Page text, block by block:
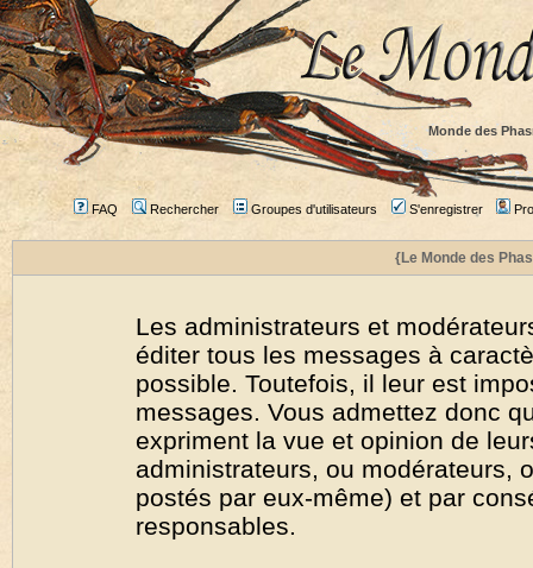
Monde des
FAQ Rechercher Groupes d'utilisateurs S'enregistrer
{Le Monde des
Les administrateurs et
éditer tous les messages à
possible. Toutefois, il leur est
messages. Vous admettez donc
expriment la vue et opinion de
administrateurs, ou modérateurs,
postés par eux-même) et par
responsables.